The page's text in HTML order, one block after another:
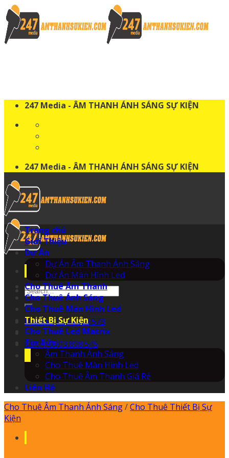
Skip
to
content
247 Media - ÂM THANH ÁNH SÁNG SỰ KIỆN
247 Media - ÂM THANH ÁNH SÁNG SỰ KIỆN
Search
for:
Hotline: 0974.503.573
CSKH: 0903.898.545
Trang chủ
Giới Thiệu
Dự Án
Dự Án Âm Thanh Ánh Sáng
Dự Án Màn Hình Led
Cho Thuê Âm Thanh
Cho Thuê Ánh Sáng
Cho Thuê Màn Hình Led
Thiết Bị Sự Kiện
Cho Thuê Led Matrix
Tin Tức
Âm Thanh Ánh Sáng
Cho Thuê Màn Hình Led
Cho Thuê Âm Thanh Giá Rẻ
Liên Hệ
Cho Thuê Âm Thanh Ánh Sáng/Cho Thuê Thiết Bị Sự
Kiện